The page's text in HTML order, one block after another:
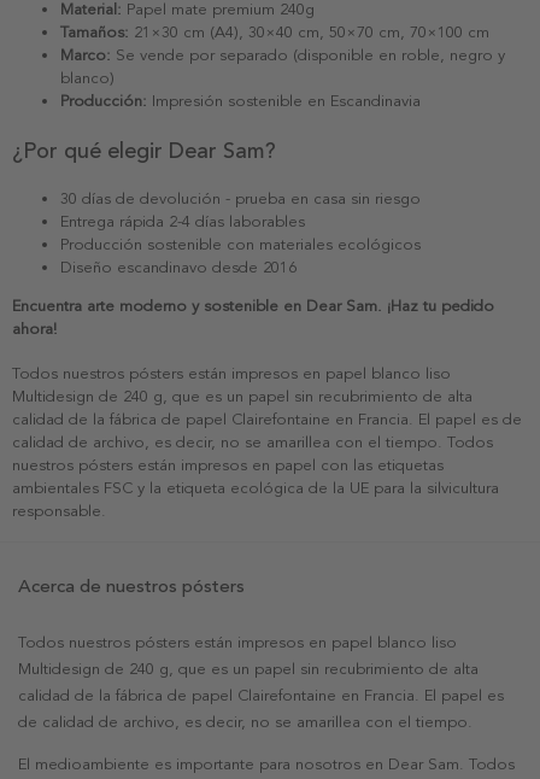
Material: Papel mate premium 240g
Tamaños: 21×30 cm (A4), 30×40 cm, 50×70 cm, 70×100 cm
Marco: Se vende por separado (disponible en roble, negro y
blanco)
Producción: Impresión sostenible en Escandinavia
¿Por qué elegir Dear Sam?
30 días de devolución - prueba en casa sin riesgo
Entrega rápida 2-4 días laborables
Producción sostenible con materiales ecológicos
Diseño escandinavo desde 2016
Encuentra arte moderno y sostenible en Dear Sam. ¡Haz tu pedido
ahora!
Todos nuestros pósters están impresos en papel blanco liso
Multidesign de 240 g, que es un papel sin recubrimiento de alta
calidad de la fábrica de papel Clairefontaine en Francia. El papel es de
calidad de archivo, es decir, no se amarillea con el tiempo. Todos
nuestros pósters están impresos en papel con las etiquetas
ambientales FSC y la etiqueta ecológica de la UE para la silvicultura
responsable.
Acerca de nuestros pósters
Todos nuestros pósters están impresos en papel blanco liso
Multidesign de 240 g, que es un papel sin recubrimiento de alta
calidad de la fábrica de papel Clairefontaine en Francia. El papel es
de calidad de archivo, es decir, no se amarillea con el tiempo.
El medioambiente es importante para nosotros en Dear Sam. Todos